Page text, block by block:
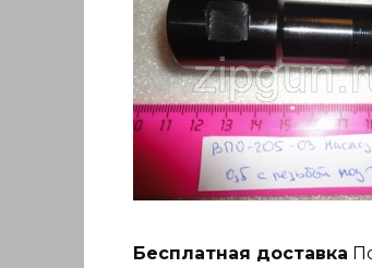
Бесплатная доставка